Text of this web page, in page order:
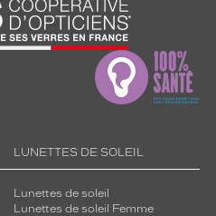
LUNETTES DE SOLEIL
Lunettes de soleil
Lunettes de soleil Femme